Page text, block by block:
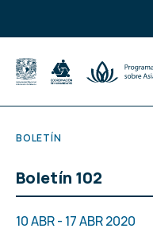
BOLETÍN
Boletín 102
10 ABR - 17 ABR 2020